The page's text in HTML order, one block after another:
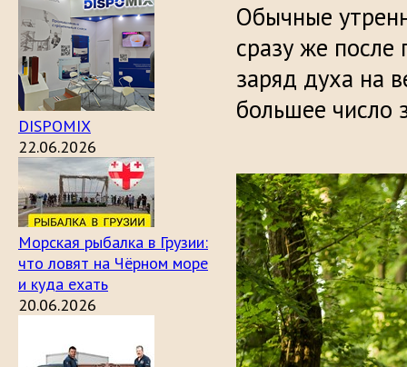
DISPOMIX
22.06.2026
Морская рыбалка в Грузии:
что ловят на Чёрном море
и куда ехать
20.06.2026
Обычные
сразу же
заряд духа на
большее число